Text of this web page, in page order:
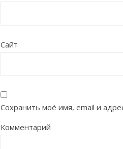
Сайт
Сохранить моё имя, email и
Комментарий